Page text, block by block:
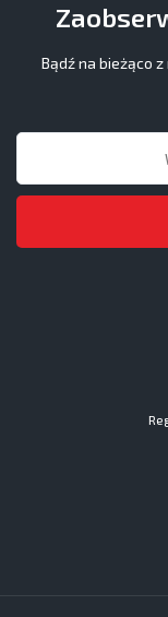
Bądź na bieżąco